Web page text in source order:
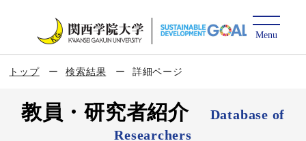
トップ 検索結果 詳細ページ
教員・研究者紹介
Database of
Researchers